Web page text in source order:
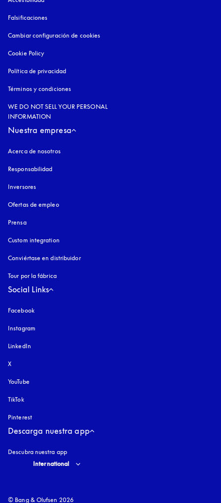
Falsificaciones
Cambiar configuración de cookies
Cookie Policy
Política de privacidad
Términos y condiciones
WE DO NOT SELL YOUR PERSONAL
INFORMATION
Nuestra empresa
Acerca de nosotros
Responsabilidad
Inversores
Ofertas de empleo
Prensa
Custom integration
Conviértase en distribuidor
Tour por la fábrica
Social Links
Facebook
Instagram
LinkedIn
X
YouTube
TikTok
Pinterest
Descarga nuestra app
Descubra nuestra app
Select country and language
International
© Bang & Olufsen 2026